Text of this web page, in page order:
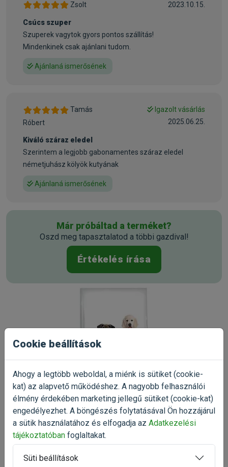
Gyártó:Opti Life
Kiszerelés:12.5kg / Zsák
Státusz:Raktáron
1 554.88 Ft / kg
Törékeny:Nem
Állatorvosi:
Már próbáltad a terméket?
Oszd meg tapasztalatod a többi gazdival!
Értékelés írása
5.0
Zsolt 2023.10.15.
Csúcs szuper
Szuperek vagytok gyors pontos szállítás!
Mindenkinek csak ajánlani tudom.
Ajánlaná ismerősének
Tamás
Róbert
Igazolt vásárlás
2025.06.25.
Kiváló száraz eledel
Szerintem a legjobb gabonamentes száraz eledel
németjuhász kölyök kutyának
Ajánlaná ismerősének
Cookie beállítások
Ahogy a legtöbb weboldal, a miénk is sütiket (cookie-
kat) az alapvető működéshez. A nagyobb felhasználói
élmény érdekében marketing jellegű sütiket (cookie-kat)
engedélyezhet. A böngészés folytatásával Ön hozzájárul
a sütik használatához és elfogadja az Adatkezelési
tájékoztatóban foglaltakat.
Süti beállítások